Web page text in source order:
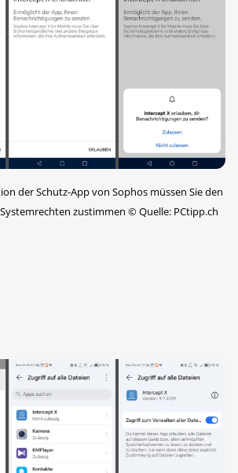
der Schutz-App von Sophos müssen Sie den
zustimmen ©Quelle: PCtipp.ch